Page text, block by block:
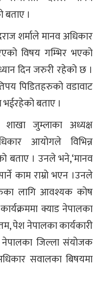
बताए ।
शर्माले मानव अधिकार
विषय गम्भिर भएको
दिन जरुरी रहेको छ ।
पिडितहरुको वडावाट
भईरहेको बताए ।
जुम्लाका अध्यक्ष
आयोगले विभिन्न
बताए । उनले भने,‘मानव
काम राम्रो भएन ।उनले
लागि आवश्यक कोष
क्याड नेपालका
पेश नेपालका कार्यकारी
नेपालका जिल्ला संयोजक
सवालका बिषयमा